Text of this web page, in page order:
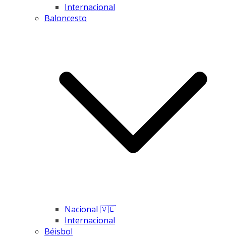
Internacional
Baloncesto
Nacional 🇻🇪
Internacional
Béisbol